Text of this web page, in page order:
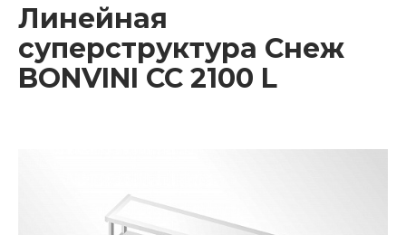
Линейная
суперструктура Снеж
BONVINI CC 2100 L